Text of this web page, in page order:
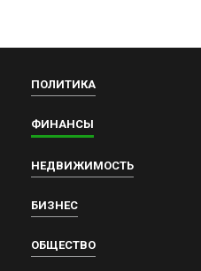
ПОЛИТИКА
ФИНАНСЫ
НЕДВИЖИМОСТЬ
БИЗНЕС
ОБЩЕСТВО